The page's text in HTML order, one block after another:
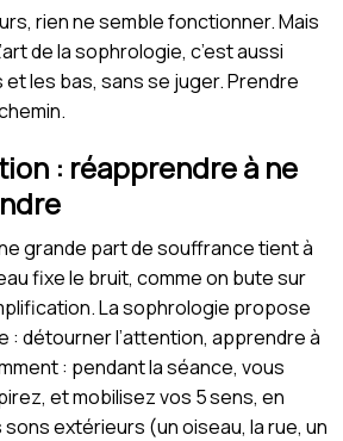
rien ne semble fonctionner. Mais
de la sophrologie, c’est aussi
les bas, sans se juger. Prendre
: réapprendre à ne
grande part de souffrance tient à
fixe le bruit, comme on bute sur
La sophrologie propose
: détourner l’attention, apprendre à
: pendant la séance, vous
et mobilisez vos 5 sens, en
extérieurs (un oiseau, la rue, un